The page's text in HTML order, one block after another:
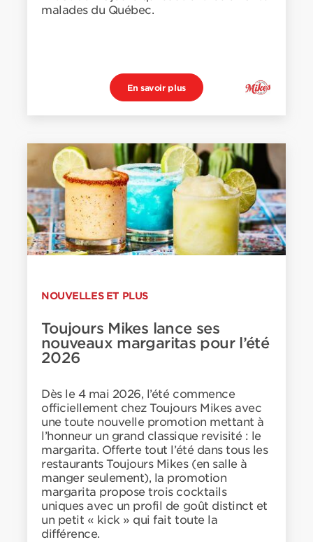
malades du Québec.
En savoir plus
NOUVELLES ET PLUS
Toujours Mikes lance ses
nouveaux margaritas pour l’été
2026
Dès le 4 mai 2026, l’été commence
officiellement chez Toujours Mikes avec
une toute nouvelle promotion mettant à
l’honneur un grand classique revisité : le
margarita. Offerte tout l’été dans tous les
restaurants Toujours Mikes (en salle à
manger seulement), la promotion
margarita propose trois cocktails
uniques avec un profil de goût distinct et
un petit « kick » qui fait toute la
différence.